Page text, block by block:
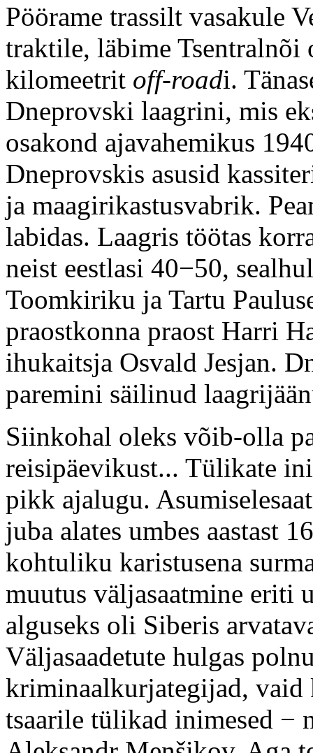
Pöörame trassilt vasakule
traktile, läbime Tsentralnõi
kilomeetrit off-roadi.
Dneprovski laagrini, mis
osakond ajavahemikus
Dneprovskis asusid
ja maagirikastusvabrik.
labidas. Laagris töötas
neist eestlasi 40−50,
Toomkiriku ja Tartu
praostkonna praost Harri
ihukaitsja Osvald Jesjan.
paremini säilinud
Siinkohal oleks võib-olla
reisipäevikust... Tülikate
pikk ajalugu.
juba alates umbes aastast
kohtuliku karistusena
muutus väljasaatmine eriti
alguseks oli Siberis
Väljasaadetute hulgas
kriminaalkurjategijad,
tsaarile tülikad inimesed −